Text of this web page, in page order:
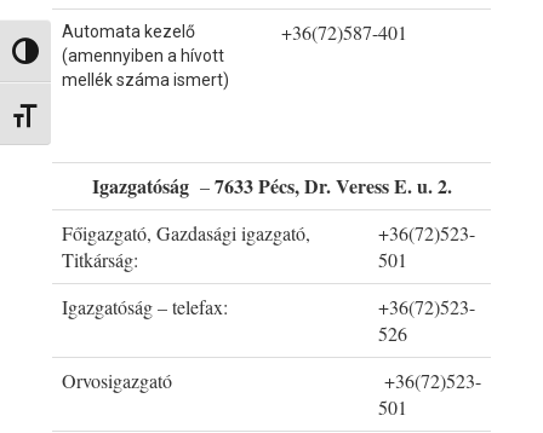
Nagy kontraszt váltása
Betűméret váltása
Automata kezelő
(amennyiben a hívott
mellék száma ismert)
+36(72)587-401
Igazgatóság–7633 Pécs, Dr. Veress E. u. 2.
Főigazgató, Gazdasági igazgató,
Titkárság:
+36(72)523-
501
Igazgatóság – telefax:
+36(72)523-
526
Orvosigazgató
+36(72)523-
501